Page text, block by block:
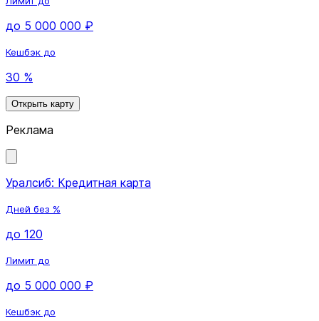
до 5 000 000 ₽
Кешбэк до
30 %
Открыть карту
Реклама
Уралсиб: Кредитная карта
Дней без %
до 120
Лимит до
до 5 000 000 ₽
Кешбэк до